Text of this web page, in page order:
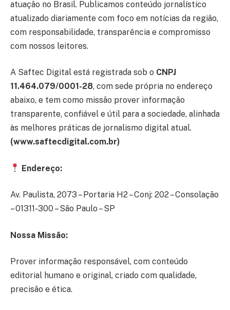
atuação no Brasil. Publicamos conteúdo jornalístico
atualizado diariamente com foco em notícias da região,
com responsabilidade, transparência e compromisso
com nossos leitores.
A Saftec Digital está registrada sob o CNPJ
11.464.079/0001-28, com sede própria no endereço
abaixo, e tem como missão prover informação
transparente, confiável e útil para a sociedade, alinhada
às melhores práticas de jornalismo digital atual.
(www.saftecdigital.com.br)
Endereço:
Av. Paulista, 2073 – Portaria H2 – Conj: 202 – Consolação
– 01311-300 – São Paulo – SP
Nossa Missão:
Prover informação responsável, com conteúdo
editorial humano e original, criado com qualidade,
precisão e ética.